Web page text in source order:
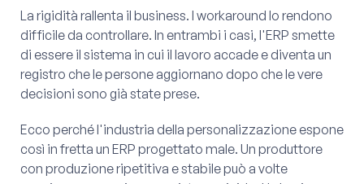
La rigidità rallenta il business. I workaround lo rendono
difficile da controllare. In entrambi i casi, l'ERP smette
di essere il sistema in cui il lavoro accade e diventa un
registro che le persone aggiornano dopo che le vere
decisioni sono già state prese.
Ecco perché l'industria della personalizzazione espone
così in fretta un ERP progettato male. Un produttore
con produzione ripetitiva e stabile può a volte